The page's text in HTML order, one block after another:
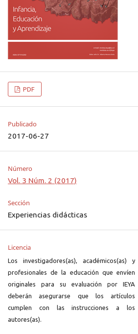
PDF
Publicado
2017-06-27
Número
Vol. 3 Núm. 2 (2017)
Sección
Experiencias didácticas
Licencia
Los investigadores(as), académicos(as) y
profesionales de la educación que envíen
originales para su evaluación por IEYA
deberán asegurarse que los artículos
cumplen con las instrucciones a los
autores(as).